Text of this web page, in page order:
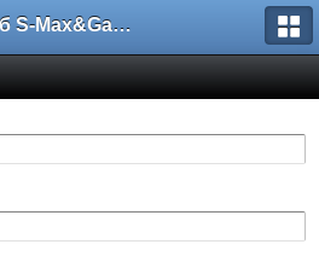
Клуб S-Max&Galaxy